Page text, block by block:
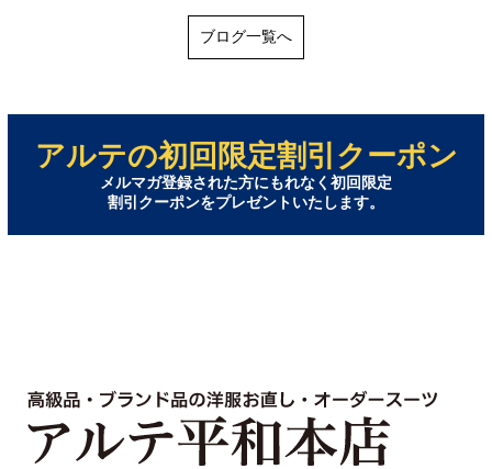
ブログ一覧へ
アルテの初回限定割引クーポン
メルマガ登録された方にもれなく初回限定
割引クーポンをプレゼントいたします。